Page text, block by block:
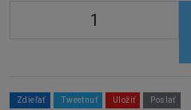
Zdieľať Tweetnuť Uložiť Poslať